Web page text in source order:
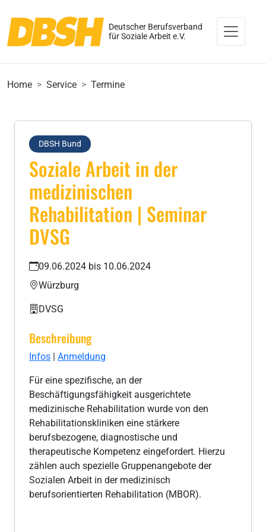
Deutscher Berufsverband
für Soziale Arbeit e.V.
Home Service Termine
DBSH Bund
Soziale Arbeit in der
medizinischen
Rehabilitation | Seminar
DVSG
09.06.2024 bis 10.06.2024
Würzburg
DVSG
Beschreibung
Infos | Anmeldung
Für eine spezifische, an der
Beschäftigungsfähigkeit ausgerichtete
medizinische Rehabilitation wurde von den
Rehabilitationskliniken eine stärkere
berufsbezogene, diagnostische und
therapeutische Kompetenz eingefordert. Hierzu
zählen auch spezielle Gruppenangebote der
Sozialen Arbeit in der medizinisch
berufsorientierten Rehabilitation (MBOR).